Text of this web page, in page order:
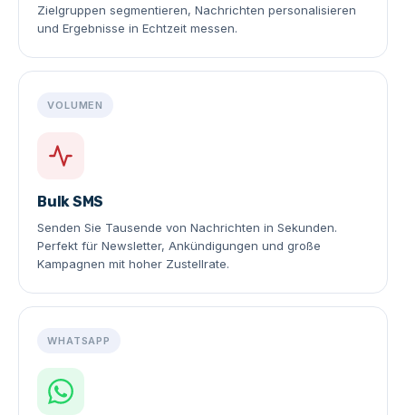
Zielgruppen segmentieren, Nachrichten personalisieren
und Ergebnisse in Echtzeit messen.
VOLUMEN
Bulk SMS
Senden Sie Tausende von Nachrichten in Sekunden.
Perfekt für Newsletter, Ankündigungen und große
Kampagnen mit hoher Zustellrate.
WHATSAPP